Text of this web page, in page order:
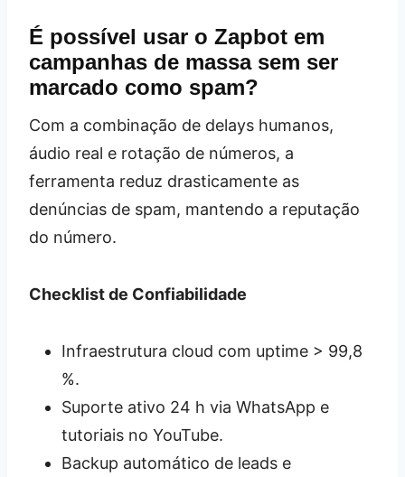
É possível usar o Zapbot em
campanhas de massa sem ser
marcado como spam?
Com a combinação de delays humanos,
áudio real e rotação de números, a
ferramenta reduz drasticamente as
denúncias de spam, mantendo a reputação
do número.
Checklist de Confiabilidade
Infraestrutura cloud com uptime > 99,8
%.
Suporte ativo 24 h via WhatsApp e
tutoriais no YouTube.
Backup automático de leads e